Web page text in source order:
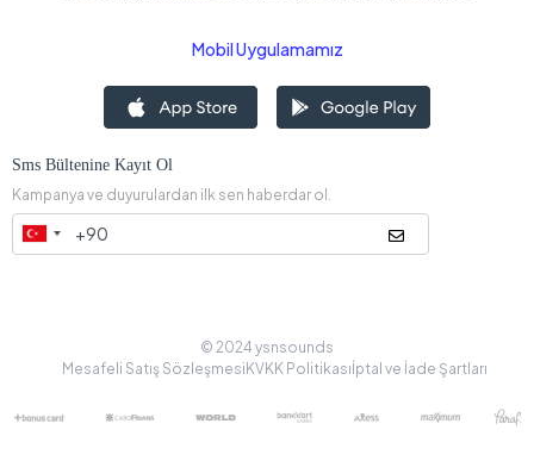
Mobil Uygulamamız
Sms Bültenine Kayıt Ol
Kampanya ve duyurulardan ilk sen haberdar ol.
© 2024 ysnsounds
Mesafeli Satış Sözleşmesi KVKK Politikasıİptal ve İade Şartları